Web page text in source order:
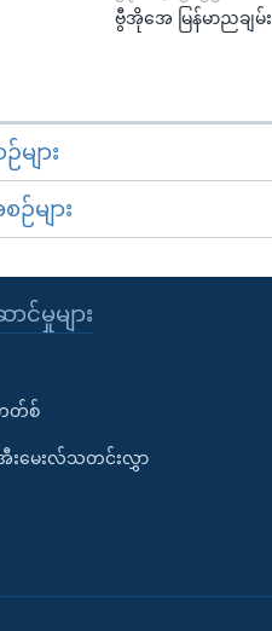
ဗွီအိုအေ မြန်မာညချမ်း
ျား
များ
င်မှုများ
တ်စ်
းမေးလ်သတင်းလွှာ